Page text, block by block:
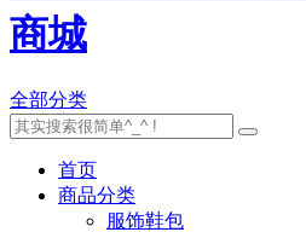
全部分类
首页
商品分类
服饰鞋包